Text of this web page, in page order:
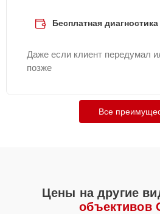
Бесплатная диагностика
Даже если клиент передумал
позже
Все
Цены на другие
объективов